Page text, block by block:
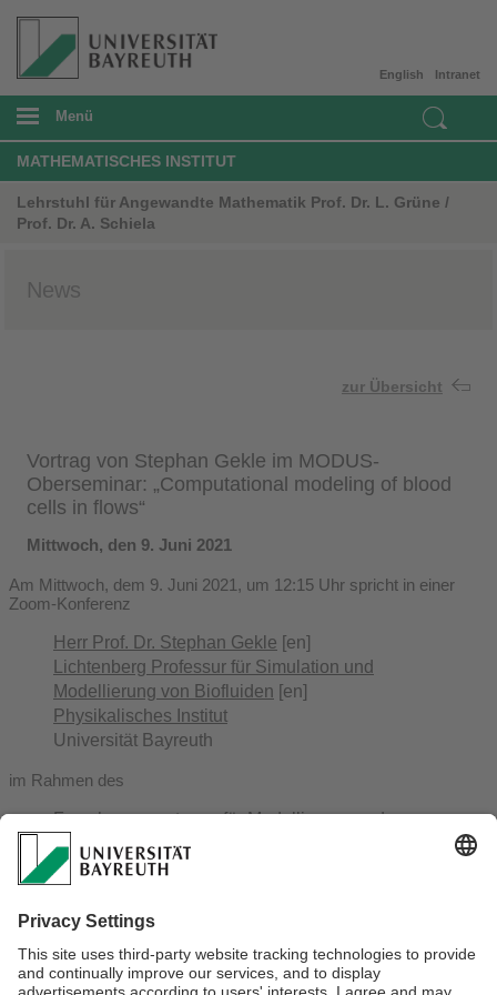
Intranet
English
Menü
MATHEMATISCHES INSTITUT
Lehrstuhl für Angewandte Mathematik Prof. Dr. L. Grüne /
Prof. Dr. A. Schiela
News
zur Übersicht
Vortrag von Stephan Gekle im MODUS-
Oberseminar: „Computational modeling of blood
cells in flows“
Mittwoch, den 9. Juni 2021
Am Mittwoch, dem 9. Juni 2021, um 12:15 Uhr spricht in einer
Zoom-Konferenz
Herr Prof. Dr. Stephan Gekle [en]
Lichtenberg Professur für Simulation und
Modellierung von Biofluiden [en]
Physikalisches Institut
Universität Bayreuth
im Rahmen des
Forschungszentrums für Modellierung und
Simulation (MODUS)
über das Thema
„Computational modeling of blood cells in flows“.
Weitere Einzelheiten erfahren Sie im
eLearning-
Kurs(Vortragsankündigungen, Diskussionen, ...)
desMODUS-Forschungszentrums.